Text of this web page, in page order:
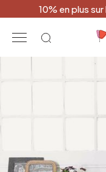
10% en plus